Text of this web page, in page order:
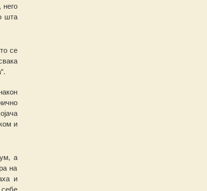
него
шта
се
ака
ично
и
а
на
и